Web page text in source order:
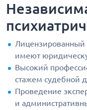
Лицензированный
имеют
Высокий
стажем судебной
Проведение
и